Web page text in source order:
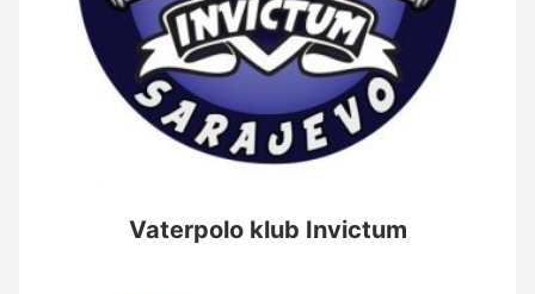
Vaterpolo klub Invictum